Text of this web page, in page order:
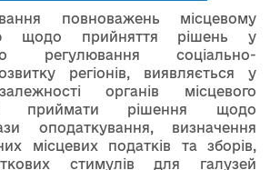
повноважень місцевому
щодо прийняття рішень у
регулювання соціально-
регіонів, виявляється у
органів місцевого
приймати рішення щодо
оподаткування, визначення
місцевих податків та зборів,
стимулів для галузей